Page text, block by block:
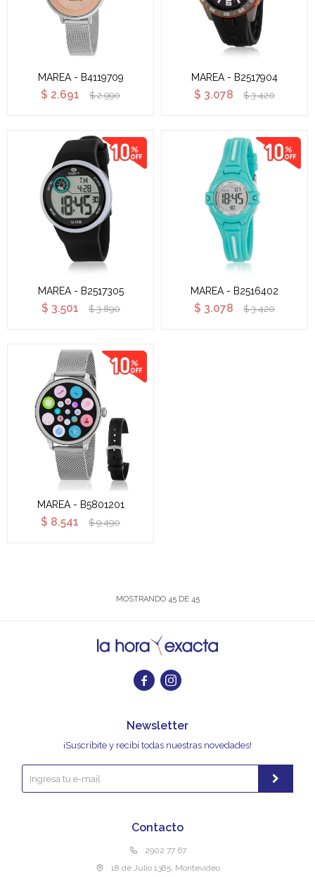
MAREA - B4119709
$ 2.691 $ 2.990
MAREA - B2517904
$ 3.078 $ 3.420
MAREA - B2517305
$ 3.501 $ 3.890
MAREA - B2516402
$ 3.078 $ 3.420
MAREA - B5801201
$ 8.541 $ 9.490
MOSTRANDO 45DE 45
 
Contacto
2902 77 67
18 de Julio 1385, Montevideo
Newsletter
¡Suscribite y recibí todas nuestras novedades!